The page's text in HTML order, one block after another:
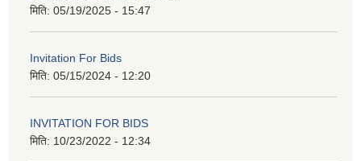
मिति: 05/19/2025 - 15:47
Invitation For Bids
मिति: 05/15/2024 - 12:20
INVITATION FOR BIDS
मिति: 10/23/2022 - 12:34